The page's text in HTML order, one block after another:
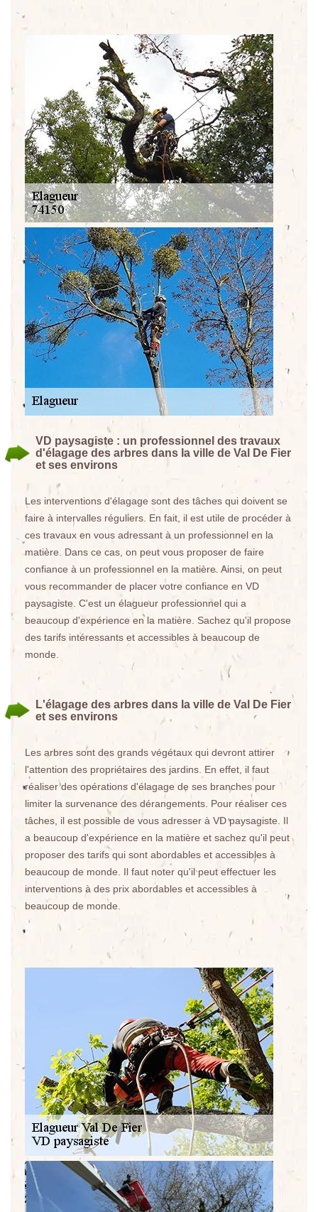
VD paysagiste : un professionnel des travaux
d'élagage des arbres dans la ville de Val De Fier
et ses environs
Les interventions d'élagage sont des tâches qui doivent se
faire à intervalles réguliers. En fait, il est utile de procéder à
ces travaux en vous adressant à un professionnel en la
matière. Dans ce cas, on peut vous proposer de faire
confiance à un professionnel en la matière. Ainsi, on peut
vous recommander de placer votre confiance en VD
paysagiste. C'est un élagueur professionnel qui a
beaucoup d'expérience en la matière. Sachez qu'il propose
des tarifs intéressants et accessibles à beaucoup de
monde.
L'élagage des arbres dans la ville de Val De Fier
et ses environs
Les arbres sont des grands végétaux qui devront attirer
l'attention des propriétaires des jardins. En effet, il faut
réaliser des opérations d'élagage de ses branches pour
limiter la survenance des dérangements. Pour réaliser ces
tâches, il est possible de vous adresser à VD paysagiste. Il
a beaucoup d'expérience en la matière et sachez qu'il peut
proposer des tarifs qui sont abordables et accessibles à
beaucoup de monde. Il faut noter qu'il peut effectuer les
interventions à des prix abordables et accessibles à
beaucoup de monde.